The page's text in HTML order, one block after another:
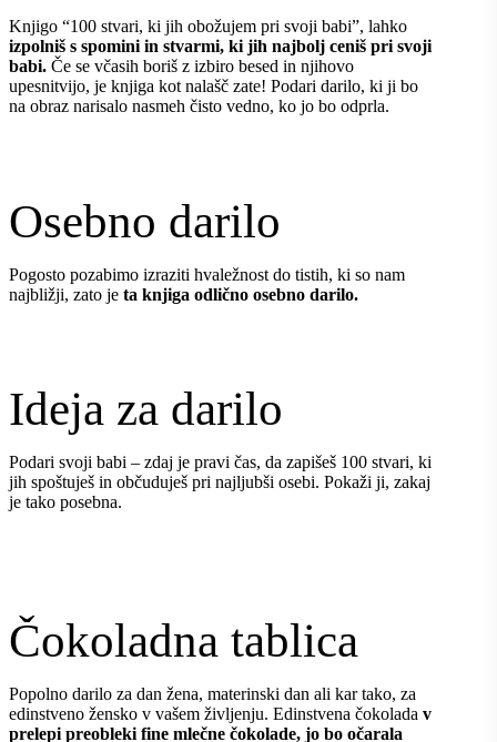
Knjigo “100 stvari, ki jih obožujem pri svoji babi”, lahko
izpolniš s spomini in stvarmi, ki jih najbolj ceniš pri svoji
babi. Če se včasih boriš z izbiro besed in njihovo
upesnitvijo, je knjiga kot nalašč zate! Podari darilo, ki ji bo
na obraz narisalo nasmeh čisto vedno, ko jo bo odprla.
Osebno darilo
Pogosto pozabimo izraziti hvaležnost do tistih, ki so nam
najbližji, zato jeta knjiga odlično osebno darilo.
Ideja za darilo
Podari svoji babi – zdaj je pravi čas, da zapišeš 100 stvari, ki
jih spoštuješ in občuduješ pri najljubši osebi. Pokaži ji, zakaj
je tako posebna.
Čokoladna tablica
Popolno darilo za dan žena, materinski dan ali kar tako, za
edinstveno žensko v vašem življenju. Edinstvena čokoladav
prelepi preobleki fine mlečne čokolade, jo bo očarala